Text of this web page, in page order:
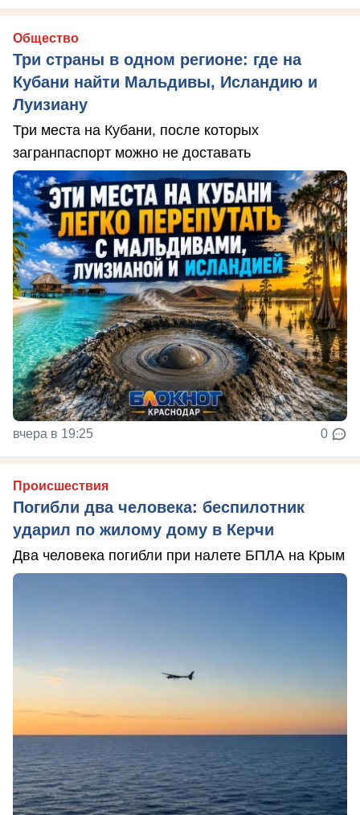
Общество
Три страны в одном регионе: где на
Кубани найти Мальдивы, Исландию и
Луизиану
Три места на Кубани, после которых
загранпаспорт можно не доставать
вчера в 19:25 0
Происшествия
Погибли два человека: беспилотник
ударил по жилому дому в Керчи
Два человека погибли при налете БПЛА на Крым